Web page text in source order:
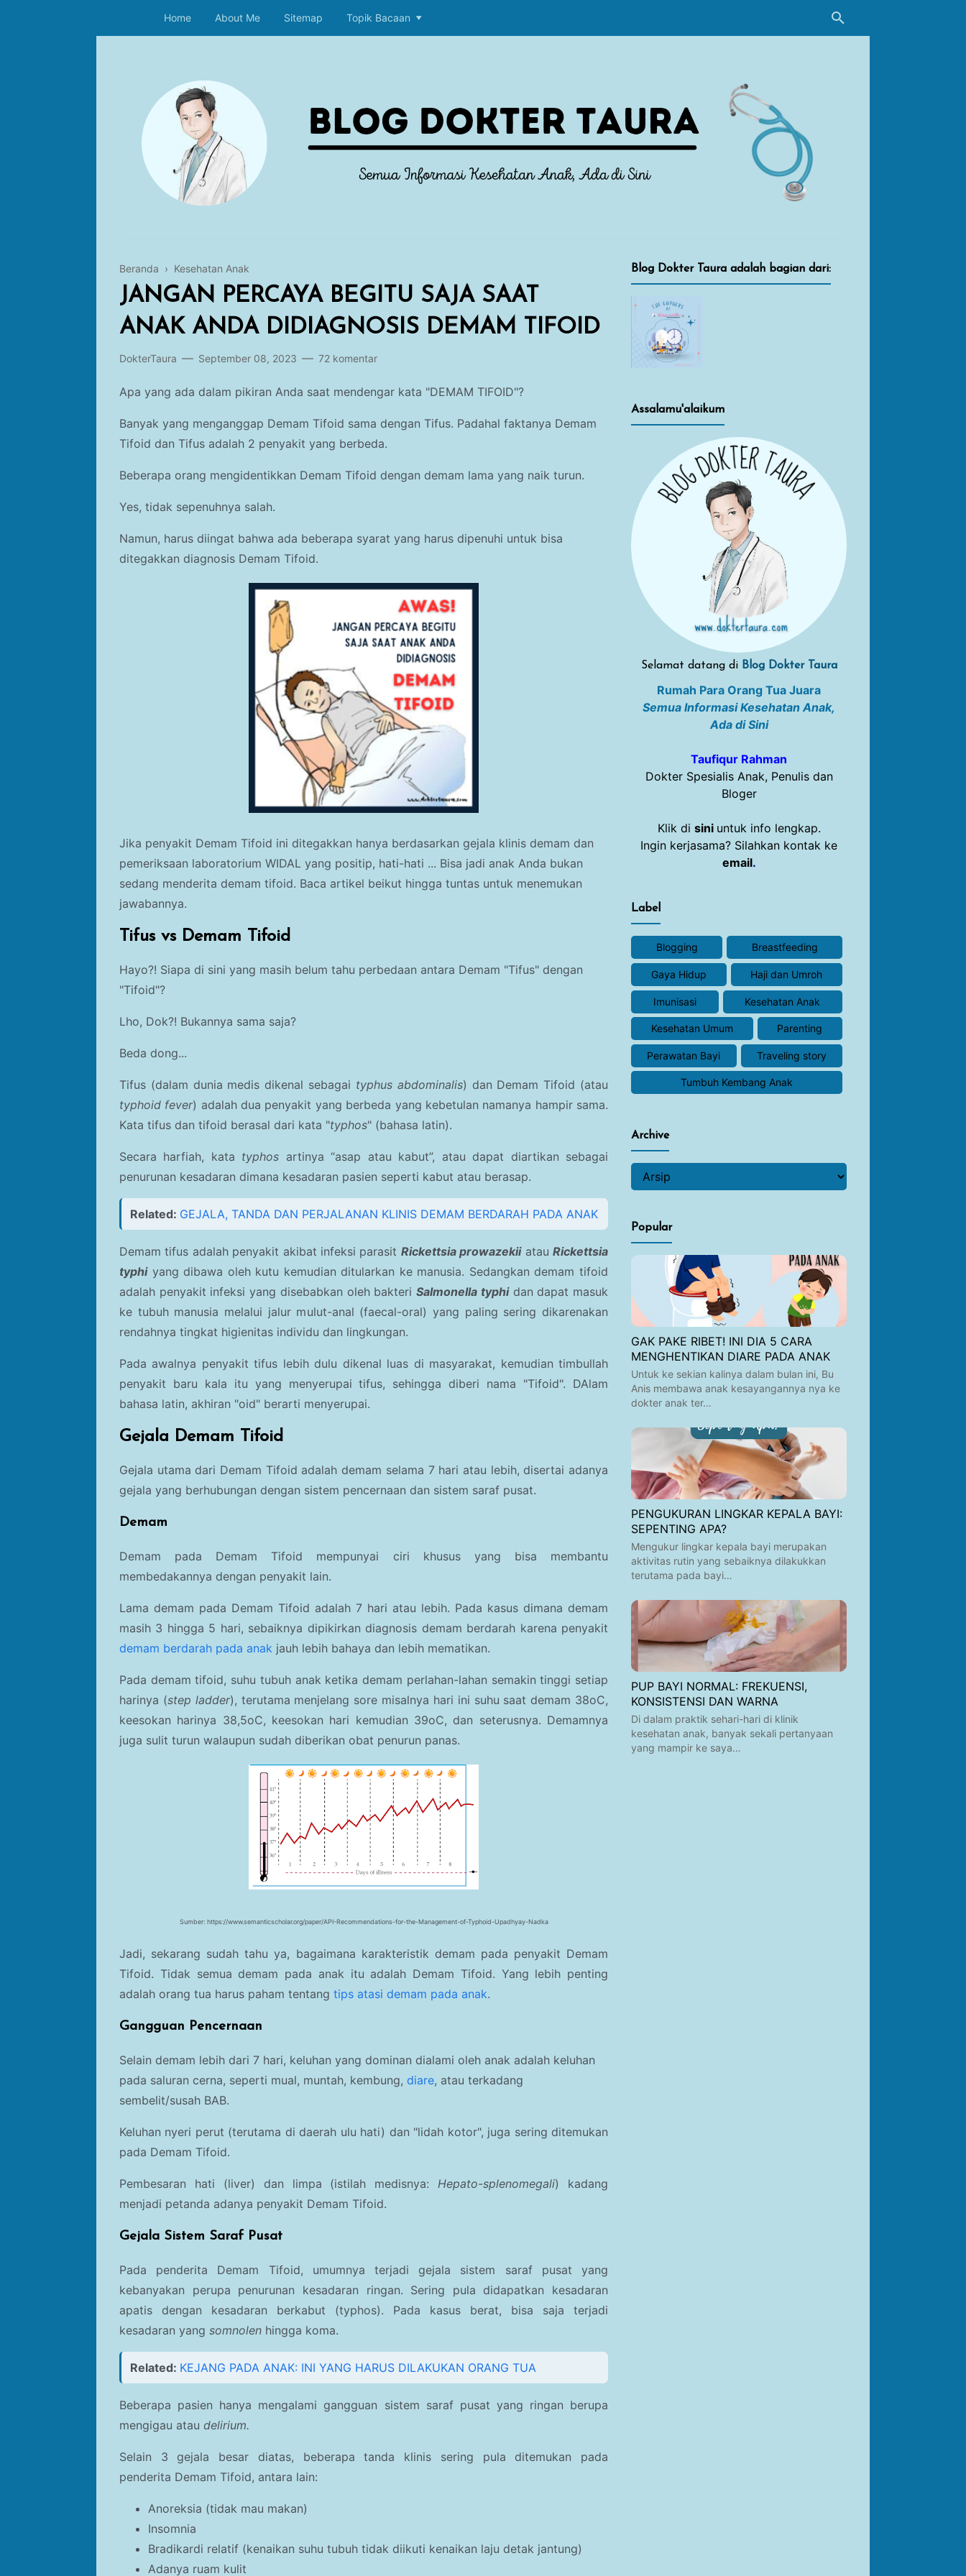
Home About Me Sitemap Topik Bacaan
Beranda › Kesehatan Anak
JANGAN PERCAYA BEGITU SAJA SAAT
ANAK ANDA DIDIAGNOSIS DEMAM TIFOID
DokterTaura September 08, 2023 72 komentar
Apa yang ada dalam pikiran Anda saat mendengar kata "DEMAM TIFOID"?
Banyak yang menganggap Demam Tifoid sama dengan Tifus. Padahal faktanya Demam
Tifoid dan Tifus adalah 2 penyakit yang berbeda.
Beberapa orang mengidentikkan Demam Tifoid dengan demam lama yang naik turun.
Yes, tidak sepenuhnya salah.
Namun, harus diingat bahwa ada beberapa syarat yang harus dipenuhi untuk bisa
ditegakkan diagnosis Demam Tifoid.
Jika penyakit Demam Tifoid ini ditegakkan hanya berdasarkan gejala klinis demam dan
pemeriksaan laboratorium WIDAL yang positip, hati-hati ... Bisa jadi anak Anda bukan
sedang menderita demam tifoid. Baca artikel beikut hingga tuntas untuk menemukan
jawabannya.
Tifus vs Demam Tifoid
Hayo?! Siapa di sini yang masih belum tahu perbedaan antara Demam "Tifus" dengan
"Tifoid"?
Lho, Dok?! Bukannya sama saja?
Beda dong...
Tifus (dalam dunia medis dikenal sebagai typhus abdominalis) dan Demam Tifoid (atau
typhoid fever) adalah dua penyakit yang berbeda yang kebetulan namanya hampir sama.
Kata tifus dan tifoid berasal dari kata "typhos" (bahasa latin).
Secara harfiah, kata typhos artinya“asap atau kabut”, atau dapat diartikan sebagai
penurunan kesadaran dimana kesadaran pasien seperti kabut atau berasap.
Related: GEJALA, TANDA DAN PERJALANAN KLINIS DEMAM BERDARAH PADA ANAK
Demam tifus adalah penyakit akibat infeksi parasit Rickettsia prowazekiiatauRickettsia
typhiyang dibawa oleh kutu kemudian ditularkan ke manusia. Sedangkan demam tifoid
adalah penyakit infeksi yang disebabkan oleh bakteriSalmonella typhidan dapat masuk
ke tubuh manusia melalui jalur mulut-anal (faecal-oral) yang paling sering dikarenakan
rendahnya tingkat higienitas individu dan lingkungan.
Pada awalnya penyakit tifus lebih dulu dikenal luas di masyarakat, kemudian timbullah
penyakit baru kala itu yang menyerupai tifus, sehingga diberi nama "Tifoid". DAlam
bahasa latin, akhiran "oid" berarti menyerupai.
Gejala Demam Tifoid
Gejala utama dari Demam Tifoid adalah demam selama 7 hari atau lebih, disertai adanya
gejala yang berhubungan dengan sistem pencernaan dan sistem saraf pusat.
Demam
Demam pada Demam Tifoid mempunyai ciri khusus yang bisa membantu
membedakannya dengan penyakit lain.
Lama demam pada Demam Tifoid adalah 7 hari atau lebih. Pada kasus dimana demam
masih 3 hingga 5 hari, sebaiknya dipikirkan diagnosis demam berdarah karena penyakit
demam berdarah pada anak jauh lebih bahaya dan lebih mematikan.
Pada demam tifoid, suhu tubuh anak ketika demam perlahan-lahan semakin tinggi setiap
harinya (step ladder), terutama menjelang sore misalnya hari ini suhu saat demam 38oC,
keesokan harinya 38,5oC, keesokan hari kemudian 39oC, dan seterusnya. Demamnya
juga sulit turun walaupun sudah diberikan obat penurun panas.
Sumber: https://www.semanticscholar.org/paper/API-Recommendations-for-the-Management-of-Typhoid-Upadhyay-Nadka
Jadi, sekarang sudah tahu ya, bagaimana karakteristik demam pada penyakit Demam
Tifoid. Tidak semua demam pada anak itu adalah Demam Tifoid. Yang lebih penting
adalah orang tua harus paham tentang tips atasi demam pada anak.
Gangguan Pencernaan
Selain demam lebih dari 7 hari, keluhan yang dominan dialami oleh anak adalah keluhan
pada saluran cerna, seperti mual, muntah, kembung, diare, atau terkadang
sembelit/susah BAB.
Keluhan nyeri perut (terutama di daerah ulu hati) dan "lidah kotor", juga sering ditemukan
pada Demam Tifoid.
Pembesaran hati (liver) dan limpa (istilah medisnya:Hepato-splenomegali) kadang
menjadi petanda adanya penyakit Demam Tifoid.
Gejala Sistem Saraf Pusat
Pada penderita Demam Tifoid, umumnya terjadi gejala sistem saraf pusat yang
kebanyakan perupa penurunan kesadaran ringan. Sering pula didapatkan kesadaran
apatis dengan kesadaran berkabut (typhos). Pada kasus berat, bisa saja terjadi
kesadaran yang somnolen hingga koma.
Related: KEJANG PADA ANAK: INI YANG HARUS DILAKUKAN ORANG TUA
Beberapa pasien hanya mengalami gangguan sistem saraf pusat yang ringan berupa
mengigau atau delirium.
Selain 3 gejala besar diatas, beberapa tanda klinis sering pula ditemukan pada
penderita Demam Tifoid, antara lain:
Anoreksia (tidak mau makan)
Insomnia
Bradikardi relatif (kenaikan suhu tubuh tidak diikuti kenaikan laju detak jantung)
Adanya ruam kulit
Blog Dokter Taura adalah bagian dari:
Assalamu'alaikum
Selamat datang di Blog Dokter Taura
Rumah Para Orang Tua Juara
Semua Informasi Kesehatan Anak,
Ada di Sini
Taufiqur Rahman
Dokter Spesialis Anak, Penulis dan
Bloger
Klik di sini untuk info lengkap.
Ingin kerjasama? Silahkan kontak ke
email.
Label
Blogging Breastfeeding
Gaya Hidup Haji dan Umroh
Imunisasi Kesehatan Anak
Kesehatan Umum Parenting
Perawatan Bayi Traveling story
Tumbuh Kembang Anak
Archive
Popular
GAK PAKE RIBET! INI DIA 5 CARA
MENGHENTIKAN DIARE PADA ANAK
Untuk ke sekian kalinya dalam bulan ini, Bu
Anis membawa anak kesayangannya nya ke
dokter anak ter…
PENGUKURAN LINGKAR KEPALA BAYI:
SEPENTING APA?
Mengukur lingkar kepala bayi merupakan
aktivitas rutin yang sebaiknya dilakukkan
terutama pada bayi…
PUP BAYI NORMAL: FREKUENSI,
KONSISTENSI DAN WARNA
Di dalam praktik sehari-hari di klinik
kesehatan anak, banyak sekali pertanyaan
yang mampir ke saya…